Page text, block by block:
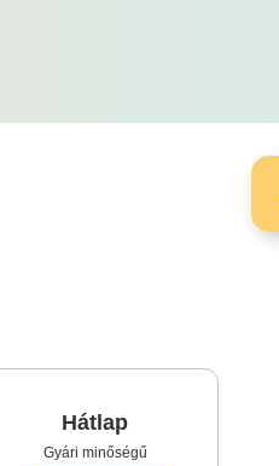
Hátlap
Gyári minőségű